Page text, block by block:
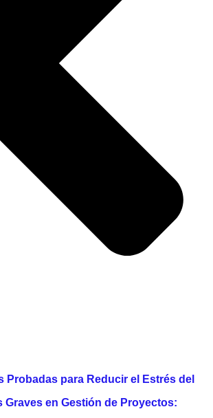
Probadas para Reducir el Estrés del
Graves en Gestión de Proyectos: